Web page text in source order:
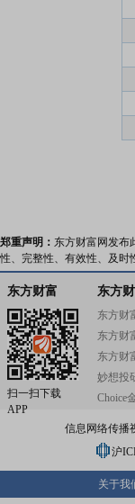
郑重声明： 东方财富网发布
性、完整性、有效性、及时
东方财富
扫一扫下载
APP
东方
东方财
东方财
东方财
妙想投
Choice
信息网络传播
沪
关于我